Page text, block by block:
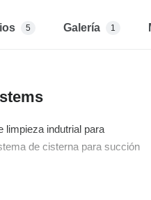
5 Galería 1
limpieza indutrial para
de cisterna para succión